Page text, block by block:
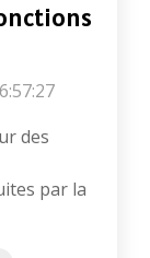
des
par la